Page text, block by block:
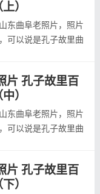
得的世界早期彩照，
750张照片，均为彩
国的第一组彩照。
）
东曲阜老照片，照片
可以说是孔子故里曲
代雇佣摄影师拍摄
老照片，且大多都为
期彩照，其中在中国
，均为彩照,这些照片
片 孔子故里百
）
东曲阜老照片，照片
可以说是孔子故里曲
小编一起看来。本集
片 孔子故里百
）